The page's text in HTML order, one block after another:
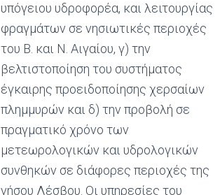
υπόγειου υδροφορέα, και λειτουργίας
φραγμάτων σε νησιωτικές περιοχές
του Β. και Ν. Αιγαίου, γ) την
βελτιστοποίηση του συστήματος
έγκαιρης προειδοποίησης χερσαίων
πλημμυρών και δ) την προβολή σε
πραγματικό χρόνο των
μετεωρολογικών και υδρολογικών
συνθηκών σε διάφορες περιοχές της
νήσου Λέσβου. Οι υπηρεσίες του